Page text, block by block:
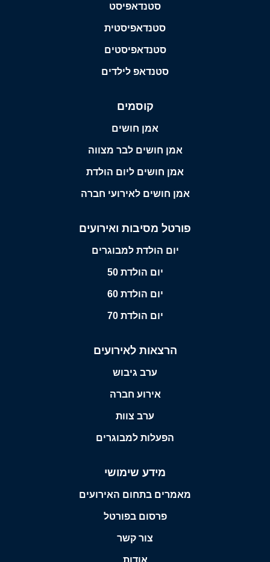
סטנדאפיסט
סטנדאפיסטית
סטנדאפיסטים
סטנדאפ לילדים
קוסמים
אמן חושים
אמן חושים לבר מצווה
אמן חושים ליום הולדת
אמן חושים לאירועי חברה
פורטל מסיבות ואירועים
יום הולדת למבוגרים
יום הולדת 50
יום הולדת 60
יום הולדת 70
הרצאות לאירועים
ערב גיבוש
אירוע חברה
ערב צוות
הפעלות למבוגרים
מידע שימושי
מאמרים בתחום האירועים
פרסום בפורטל
צור קשר
אודות